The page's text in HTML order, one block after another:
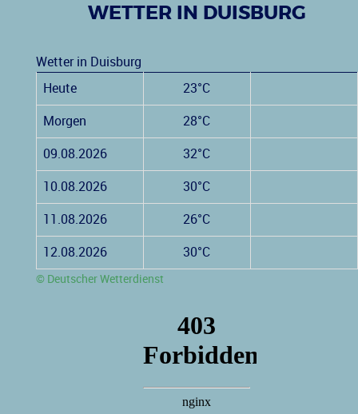
WETTER IN DUISBURG
Wetter in Duisburg
Heute
23°C
Morgen 28°C
09.08.2026 32°C
10.08.2026 30°C
11.08.2026 26°C
12.08.2026 30°C
© Deutscher Wetterdienst